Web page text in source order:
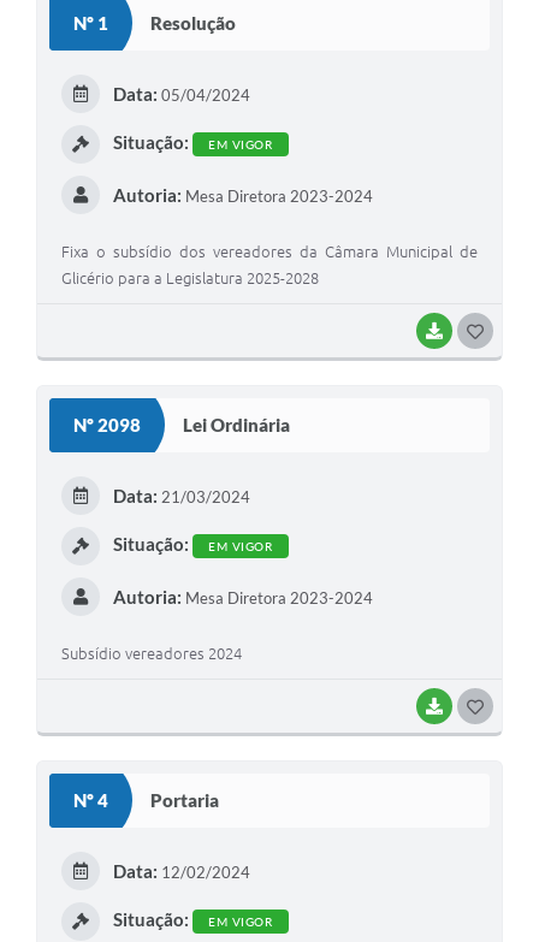
Nº 1 Resolução
BAIXAR
Data: 05/04/2024
Situação: EM VIGOR
Autoria: Mesa Diretora 2023-2024
Fixa o subsídio dos vereadores da Câmara Municipal de
Glicério para a Legislatura 2025-2028
Nº 2098 Lei Ordinária
BAIXAR
Data: 21/03/2024
Situação: EM VIGOR
Autoria: Mesa Diretora 2023-2024
Subsídio vereadores 2024
Nº 4 Portaria
Data: 12/02/2024
Situação: EM VIGOR